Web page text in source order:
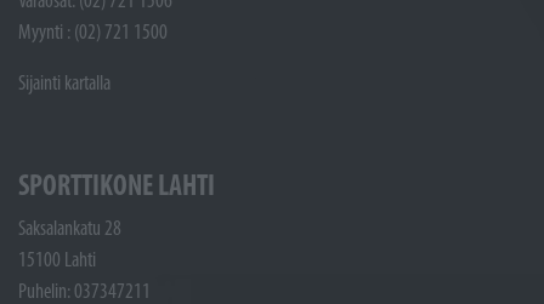
Myynti : (02) 721 1500
Sijainti kartalla
SPORTTIKONE LAHTI
Saksalankatu 28
15100 Lahti
Puhelin: 037347211